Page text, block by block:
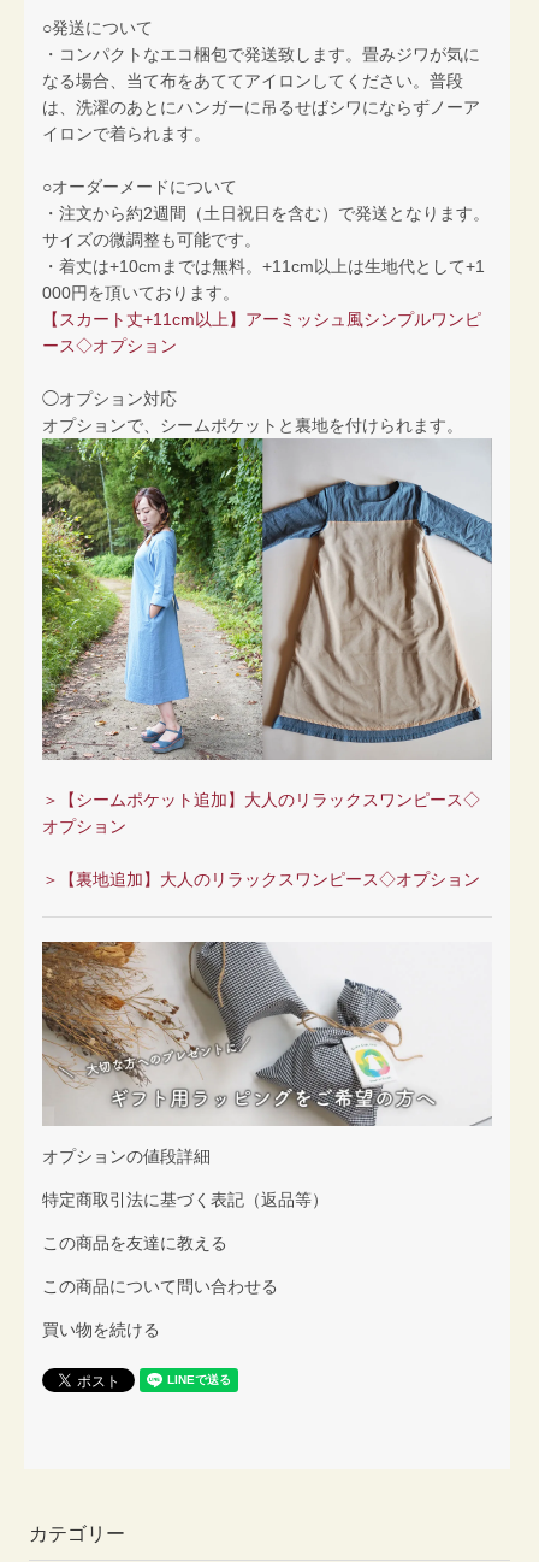
○発送について
・コンパクトなエコ梱包で発送致します。畳みジワが気に
なる場合、当て布をあててアイロンしてください。普段
は、洗濯のあとにハンガーに吊るせばシワにならずノーア
イロンで着られます。
○オーダーメードについて
・注文から約2週間（土日祝日を含む）で発送となります。
サイズの微調整も可能です。
・着丈は+10cmまでは無料。+11cm以上は生地代として+1
000円を頂いております。
【スカート丈+11cm以上】アーミッシュ風シンプルワンピ
ース◇オプション
◯オプション対応
オプションで、シームポケットと裏地を付けられます。
＞【シームポケット追加】大人のリラックスワンピース◇
オプション
＞【裏地追加】大人のリラックスワンピース◇オプション
オプションの値段詳細
特定商取引法に基づく表記（返品等）
この商品を友達に教える
この商品について問い合わせる
買い物を続ける
カテゴリー